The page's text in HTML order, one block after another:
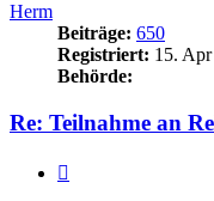
Herm
Beiträge: 650
Registriert: 15.
Behörde:
Re: Teilnahme an